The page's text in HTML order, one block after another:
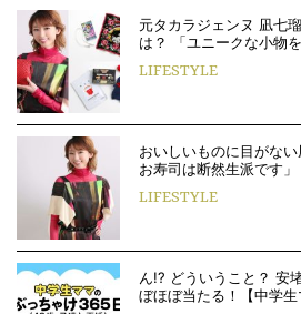
元タカラジェンヌ 凪七
は？ 「ユニークな小物
LIFESTYLE
おいしいものに目がな
お寿司は断然生派です
LIFESTYLE
ん!? どういうこと？ 安
ぼほぼ当たる！【中学